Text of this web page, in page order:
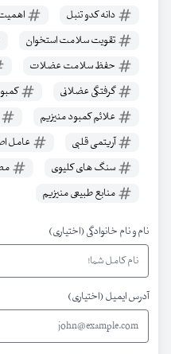
دانه کدو تنبل
تقویت سلامت استخوان
حفظ سلامت عضلات
گرفتگی عضلانی
علائم کمبود منیزیم
آریتمی قلبی
عامل
سنگ های کلیوی
منابع طبیعی منیزیم
نام و نام خانوادگی (اختیاری)
آدرس ایمیل (اختیاری)